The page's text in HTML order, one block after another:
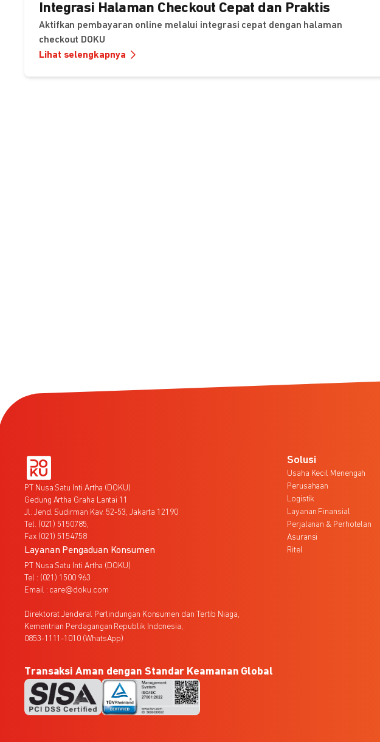
Integrasi Halaman Checkout Cepat dan Praktis
Aktifkan pembayaran online melalui integrasi cepat dengan halaman
checkout DOKU
Lihat selengkapnya
PT Nusa Satu Inti Artha (DOKU)
Gedung Artha Graha Lantai 11
Jl. Jend. Sudirman Kav. 52-53, Jakarta 12190
Tel. (021) 5150785,
Fax (021) 5154758
Layanan Pengaduan Konsumen
PT Nusa Satu Inti Artha (DOKU)
Tel : (021) 1500 963
Email : care@doku.com
Direktorat Jenderal Perlindungan Konsumen dan Tertib Niaga,
Kementrian Perdagangan Republik Indonesia,
0853-1111-1010 (WhatsApp)
Solusi
Usaha Kecil Menengah
Perusahaan
Logistik
Layanan Finansial
Perjalanan & Perhotelan
Asuransi
Ritel
Transaksi Aman dengan Standar Keamanan Global